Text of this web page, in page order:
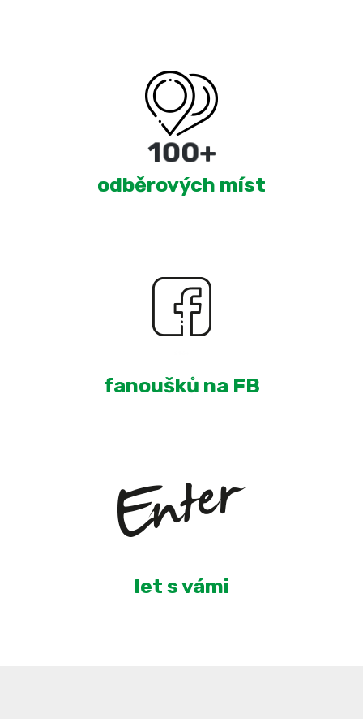
180+
odběrových míst
fanoušků na FB
let s vámi